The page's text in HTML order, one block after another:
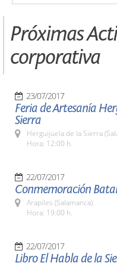
Próximas
corporativa
23/07/2017
Feria de Artesanía
Sierra
Herguijuela de la Sierra
Hora: 12:00 h.
22/07/2017
Conmemoración
Arapiles (Salamanca)
Hora: 19:00 h.
22/07/2017
Libro El Habla de la